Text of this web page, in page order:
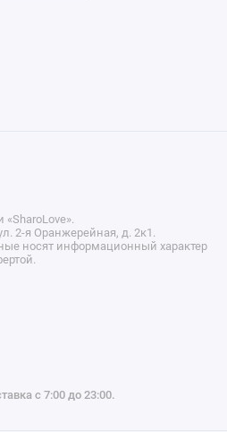
2-я Оранжерейная, д. 2к1.
носят информационный характер
с 7:00 до 23:00.